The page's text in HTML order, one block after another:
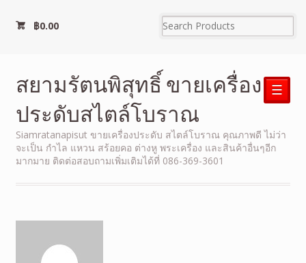
฿0.00
สยามรัตนพิสุทธิ์ ขายเครื่อง
ประดับสไตล์โบราณ
Siamratanapisut ขายเครื่องประดับ สไตล์โบราณ คุณภาพดี ไม่ว่า
จะเป็น กำไล แหวน สร้อยคอ ต่างหู พระเครื่อง และสินค้าอื่นๆอีก
มากมาย ติดต่อสอบถามเพิ่มเติมได้ที่ 086-369-3601
☰